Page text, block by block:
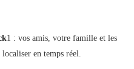
1 : vos amis, votre famille et les
en temps réel.